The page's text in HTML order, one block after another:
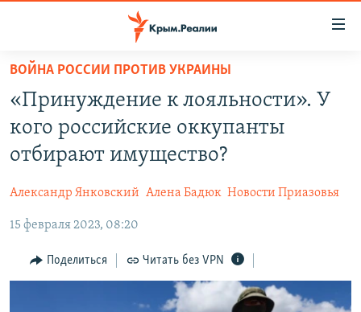
Вернуться
основному
содержанию
Вернутся
главной
навигации
Вернутся
поиску
СПЕЦПРОЕКТЫ
ГРУЗ 200
11 ЛЕТ ОККУПАЦИИ КРЫМА. 11 ИСТОРИЙ СОПРОТИВЛЕНИЯ
ВОДА
ЕЩЕ
ИНТЕРАКТИВ
ИНФОГРАФИКА
РАДІО СВОБОДА
КАК ОБОЙТИ БЛОКИРОВКУ
ВОЙНА РОССИИ ПРОТИВ УКРАИНЫ
«Принуждение к лояльности». У
кого российские оккупанты
отбирают имущество?
Александр Янковский Алена Бадюк Новости Приазовья
15 февраля 2023, 08:20
Поделиться Читать без VPN